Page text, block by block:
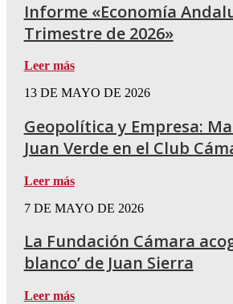
Informe «Economía
Trimestre de 2026»
Leer más
13 DE MAYO DE 2026
Geopolítica y Empresa:
Juan Verde en el Club
Leer más
7 DE MAYO DE 2026
La Fundación Cámara
blanco’ de Juan Sierra
Leer más